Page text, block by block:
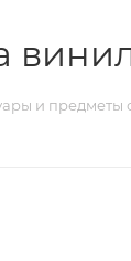
и предметы